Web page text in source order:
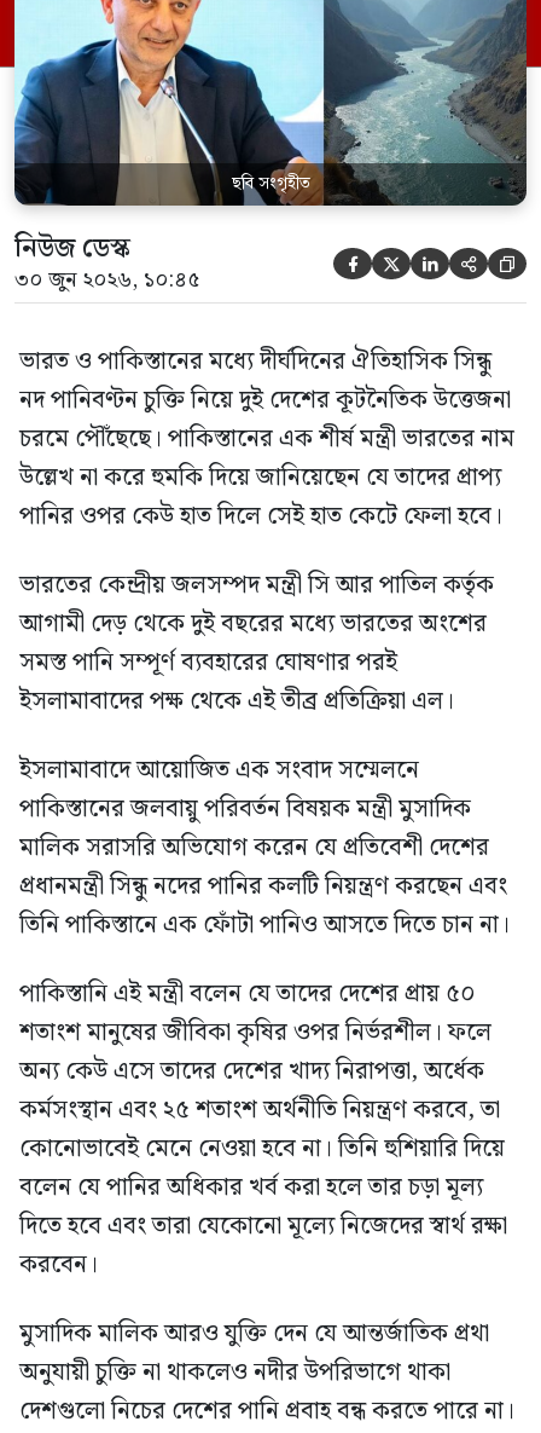
আর পাতিল কর্তৃক আগামী দেড় থেকে দুই বছরের
[…]
ছবি সংগৃহীত
নিউজ ডেস্ক
৩০ জুন ২০২৬, ১০:৪৫     
ভারত ও পাকিস্তানের মধ্যে দীর্ঘদিনের ঐতিহাসিক সিন্ধু
নদ পানিবণ্টন চুক্তি নিয়ে দুই দেশের কূটনৈতিক উত্তেজনা
চরমে পৌঁছেছে। পাকিস্তানের এক শীর্ষ মন্ত্রী ভারতের নাম
উল্লেখ না করে হুমকি দিয়ে জানিয়েছেন যে তাদের প্রাপ্য
পানির ওপর কেউ হাত দিলে সেই হাত কেটে ফেলা হবে।
ভারতের কেন্দ্রীয় জলসম্পদ মন্ত্রী সি আর পাতিল কর্তৃক
আগামী দেড় থেকে দুই বছরের মধ্যে ভারতের অংশের
সমস্ত পানি সম্পূর্ণ ব্যবহারের ঘোষণার পরই
ইসলামাবাদের পক্ষ থেকে এই তীব্র প্রতিক্রিয়া এল।
ইসলামাবাদে আয়োজিত এক সংবাদ সম্মেলনে
পাকিস্তানের জলবায়ু পরিবর্তন বিষয়ক মন্ত্রী মুসাদিক
মালিক সরাসরি অভিযোগ করেন যে প্রতিবেশী দেশের
প্রধানমন্ত্রী সিন্ধু নদের পানির কলটি নিয়ন্ত্রণ করছেন এবং
তিনি পাকিস্তানে এক ফোঁটা পানিও আসতে দিতে চান না।
পাকিস্তানি এই মন্ত্রী বলেন যে তাদের দেশের প্রায় ৫০
শতাংশ মানুষের জীবিকা কৃষির ওপর নির্ভরশীল। ফলে
অন্য কেউ এসে তাদের দেশের খাদ্য নিরাপত্তা, অর্ধেক
কর্মসংস্থান এবং ২৫ শতাংশ অর্থনীতি নিয়ন্ত্রণ করবে, তা
কোনোভাবেই মেনে নেওয়া হবে না। তিনি হুশিয়ারি দিয়ে
বলেন যে পানির অধিকার খর্ব করা হলে তার চড়া মূল্য
দিতে হবে এবং তারা যেকোনো মূল্যে নিজেদের স্বার্থ রক্ষা
করবেন।
মুসাদিক মালিক আরও যুক্তি দেন যে আন্তর্জাতিক প্রথা
অনুযায়ী চুক্তি না থাকলেও নদীর উপরিভাগে থাকা
দেশগুলো নিচের দেশের পানি প্রবাহ বন্ধ করতে পারে না।